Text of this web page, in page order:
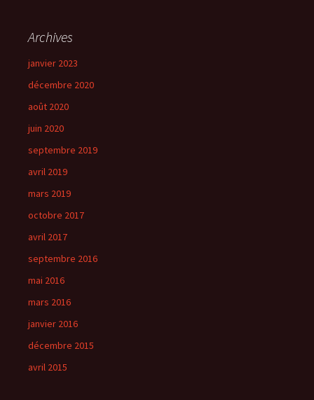
Archives
janvier 2023
décembre 2020
août 2020
juin 2020
septembre 2019
avril 2019
mars 2019
octobre 2017
avril 2017
septembre 2016
mai 2016
mars 2016
janvier 2016
décembre 2015
avril 2015